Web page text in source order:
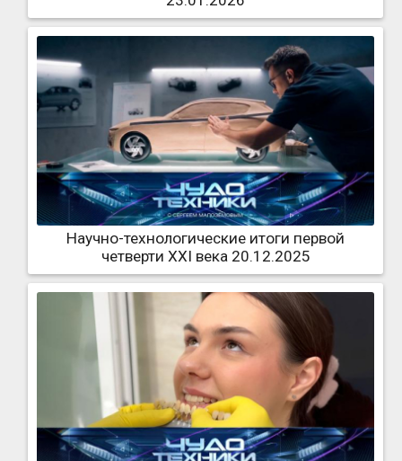
Научно-технологические итоги первой
четверти XXI века 20.12.2025